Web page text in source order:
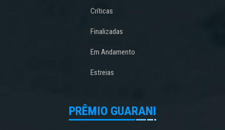
Críticas
Finalizadas
Em Andamento
Estreias
PRÊMIO GUARANI